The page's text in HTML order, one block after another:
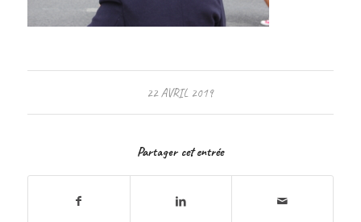
22 AVRIL 2019
Partager cet entrée